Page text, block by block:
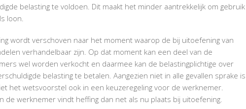
belasting te voldoen. Dit maakt het minder aantrekkelijk om gebruik
loon.
wordt verschoven naar het moment waarop de bij uitoefening van
verhandelbaar zijn. Op dat moment kan een deel van de
wel worden verkocht en daarmee kan de belastingplichtige over
belasting te betalen. Aangezien niet in alle gevallen sprake is
het wetsvoorstel ook in een keuzeregeling voor de werknemer.
de werknemer vindt heffing dan net als nu plaats bij uitoefening.